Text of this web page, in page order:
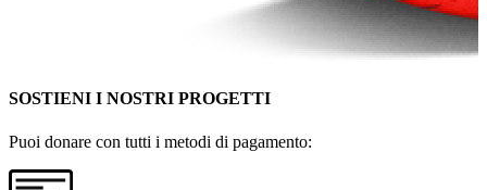
SOSTIENI I NOSTRI PROGETTI
Puoi donare con tutti i metodi di pagamento: